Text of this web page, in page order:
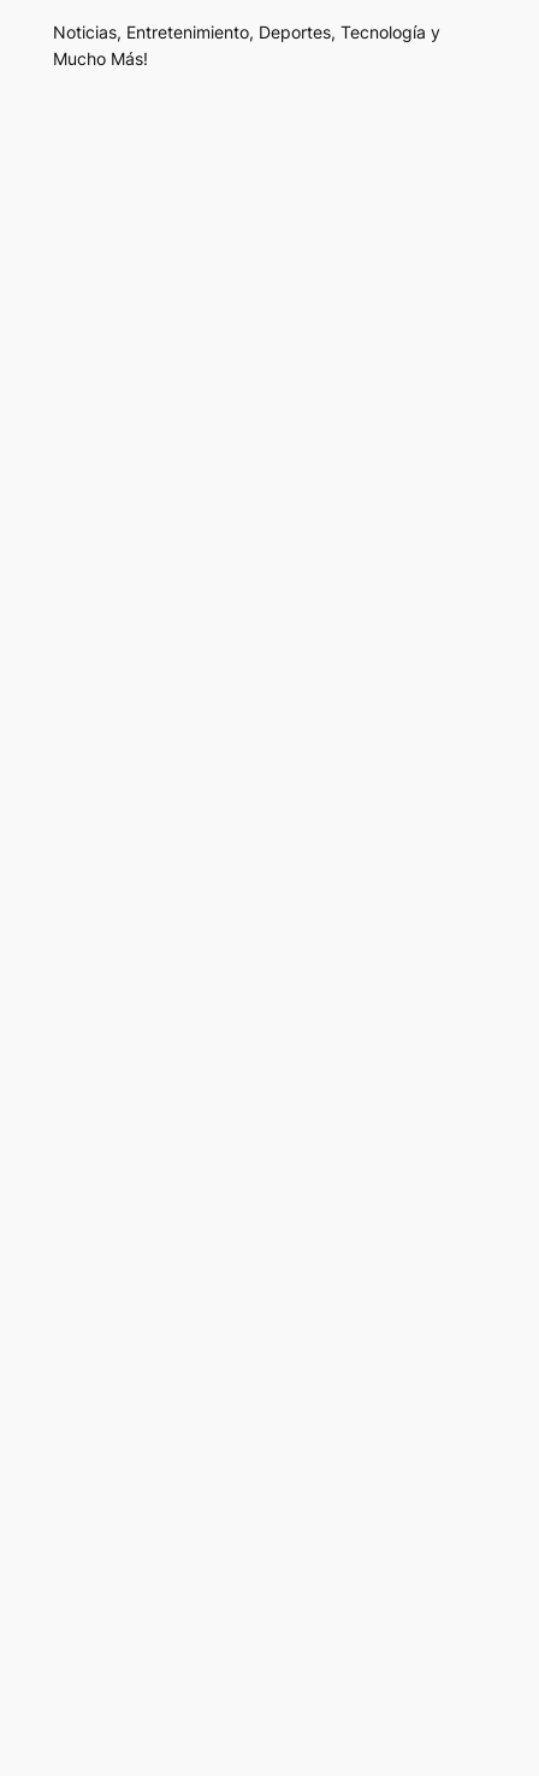
Noticias, Entretenimiento, Deportes, Tecnología y
Mucho Más!